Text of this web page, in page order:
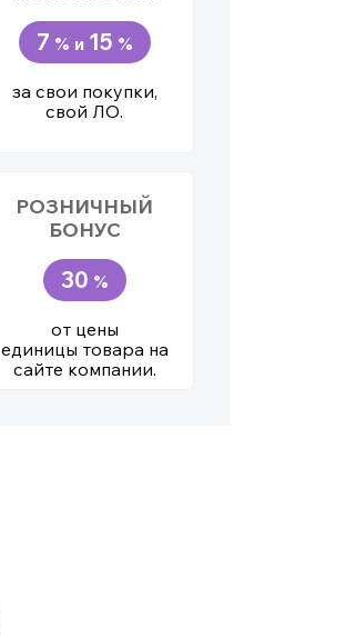
7 % и 15 %
за свои покупки,
свой ЛО.
РОЗНИЧНЫЙ
БОНУС
30 %
от цены
единицы товара на
сайте компании.